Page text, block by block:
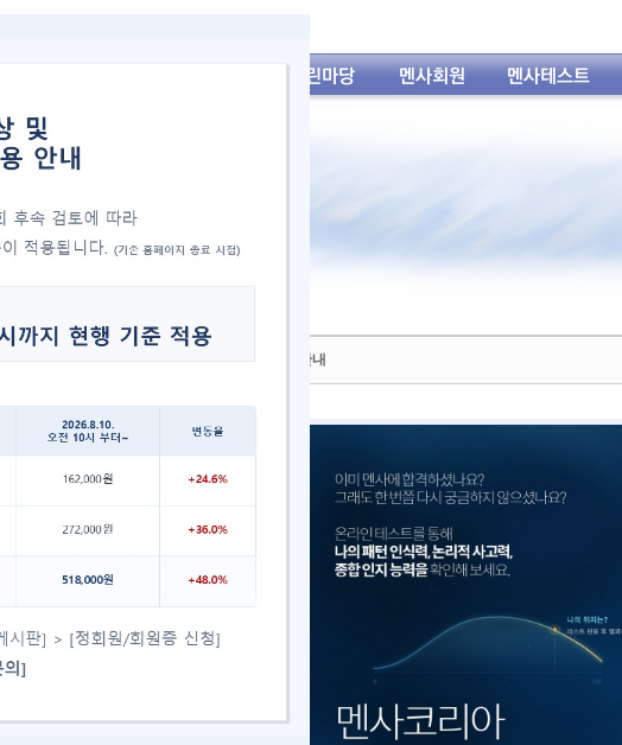
2018년도 멘사코리아 입회테스트 일정 및 접수 안내
<2018년도 멘사코리아 입회 테스트>를 아래과 같은 일정으로 실시할 예정이오니 응시 관련 사항
* 멘사 정기 입회 테스트는 서울, 대전, 대구, 부산, 광주 등지의 시험장에서 각 지역별로 지정된 날
하에 진행됩니다.
* 각 지역별 테스트 일정은 주최측의 사정에 의해 변경될 수도 있으므로, 해당 테스트 1개월 전에 멘
* 만일 3월 14일 테스트라면, 2월 14일부터 접수시작합니다. 다만, 특별테스트의 경우 1개월 이전